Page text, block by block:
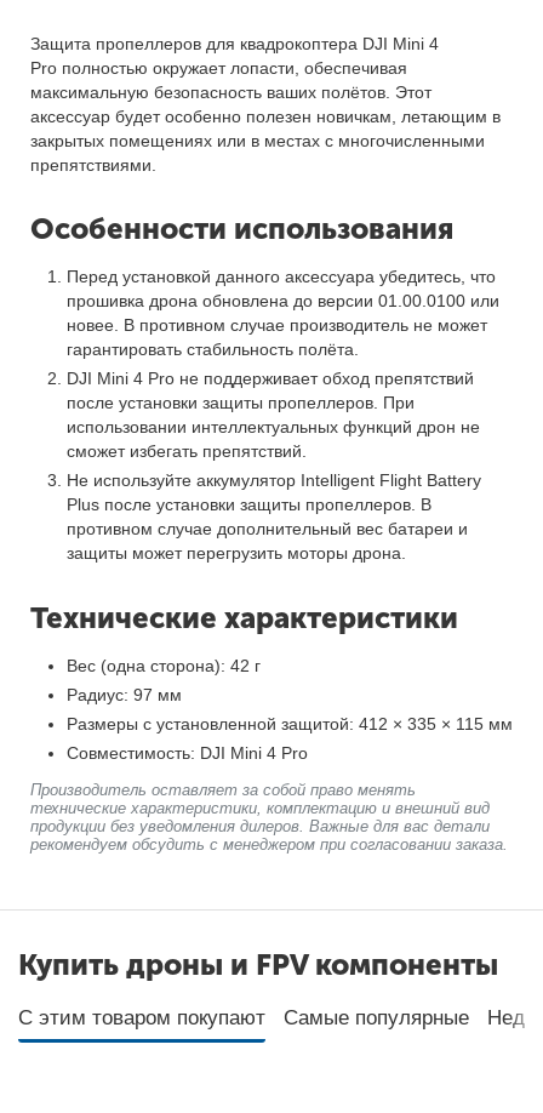
Защита пропеллеров для квадрокоптера DJI Mini 4
Pro полностью окружает лопасти, обеспечивая
максимальную безопасность ваших полётов. Этот
аксессуар будет особенно полезен новичкам, летающим в
закрытых помещениях или в местах с многочисленными
препятствиями.
Особенности использования
Перед установкой данного аксессуара убедитесь, что
прошивка дрона обновлена до версии 01.00.0100 или
новее. В противном случае производитель не может
гарантировать стабильность полёта.
DJI Mini 4 Pro не поддерживает обход препятствий
после установки защиты пропеллеров. При
использовании интеллектуальных функций дрон не
сможет избегать препятствий.
Не используйте аккумулятор Intelligent Flight Battery
Plus после установки защиты пропеллеров. В
противном случае дополнительный вес батареи и
защиты может перегрузить моторы дрона.
Технические характеристики
Вес (одна сторона): 42 г
Радиус: 97 мм
Размеры с установленной защитой: 412 × 335 × 115 мм
Совместимость: DJI Mini 4 Pro
Производитель оставляет за собой право менять
технические характеристики, комплектацию и внешний вид
продукции без уведомления дилеров. Важные для вас детали
рекомендуем обсудить с менеджером при согласовании заказа.
Купить дроны и FPV компоненты
С этим товаром покупают Самые популярные